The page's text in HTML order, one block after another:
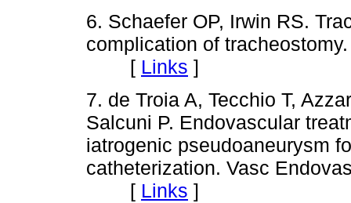
6. Schaefer OP, Irwin RS.
compli­cation of
[ Links ]
7. de Troia A, Tecchio T,
Salcu­ni P. Endovascular
iatrogenic pseudoaneurysm
catheterization. Vasc
[ Links ]